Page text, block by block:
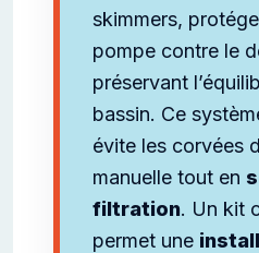
skimmers,
pompe contre le
préservant
bassin. Ce
évite les corvées
manuelle tout en
filtration. Un kit
permet une